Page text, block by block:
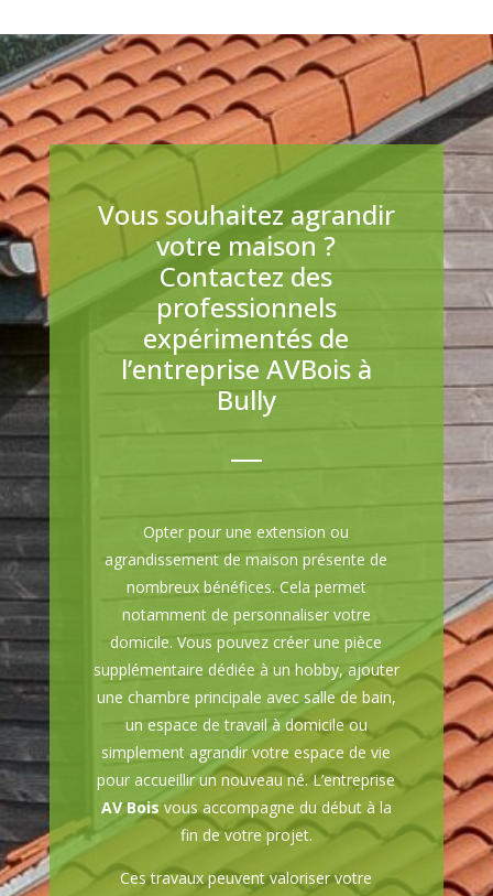
Vous souhaitez agrandir
votre maison ?
Contactez des
professionnels
expérimentés de
l’entreprise AVBois à
Bully
Opter pour une extension ou
agrandissement de maison présente de
nombreux bénéfices. Cela permet
notamment de personnaliser votre
domicile. Vous pouvez créer une pièce
supplémentaire dédiée à un hobby, ajouter
une chambre principale avec salle de bain,
un espace de travail à domicile ou
simplement agrandir votre espace de vie
pour accueillir un nouveau né. L’entreprise
AV Bois vous accompagne du début à la
fin de votre projet.
Ces travaux peuvent valoriser votre